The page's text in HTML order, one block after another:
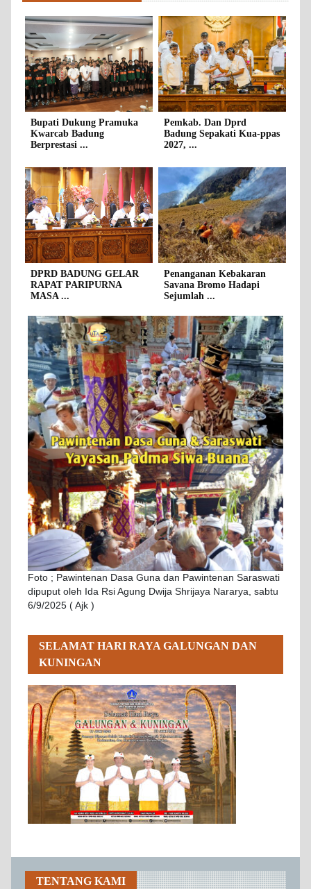
Bupati Dukung Pramuka
Kwarcab Badung
Berprestasi ...
Pemkab. Dan Dprd
Badung Sepakati Kua-ppas
2027, ...
DPRD BADUNG GELAR
RAPAT PARIPURNA
MASA ...
Penanganan Kebakaran
Savana Bromo Hadapi
Sejumlah ...
Foto ; Pawintenan Dasa Guna dan Pawintenan Saraswati
dipuput oleh Ida Rsi Agung Dwija Shrijaya Nararya, sabtu
6/9/2025 ( Ajk )
SELAMAT HARI RAYA GALUNGAN DAN
KUNINGAN
TENTANG KAMI